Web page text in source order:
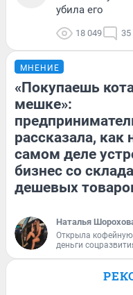
убила его
18 049 35
МНЕНИЕ
«Покупаешь
мешке»:
рассказала, как
самом деле
бизнес со
дешевых
Наталья
Открыла кофейную
деньги